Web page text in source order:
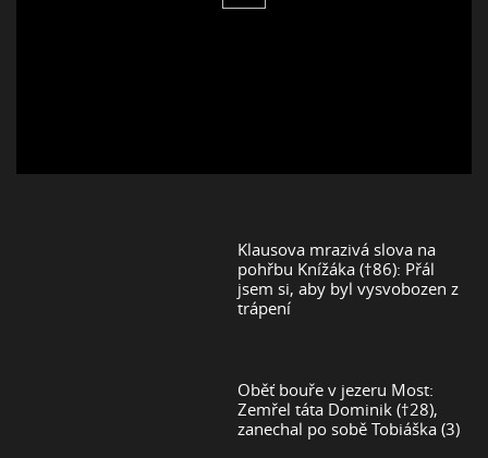
Klausova mrazivá slova na
pohřbu Knížáka (†86): Přál
jsem si, aby byl vysvobozen z
trápení
Oběť bouře v jezeru Most:
Zemřel táta Dominik (†28),
zanechal po sobě Tobiáška (3)